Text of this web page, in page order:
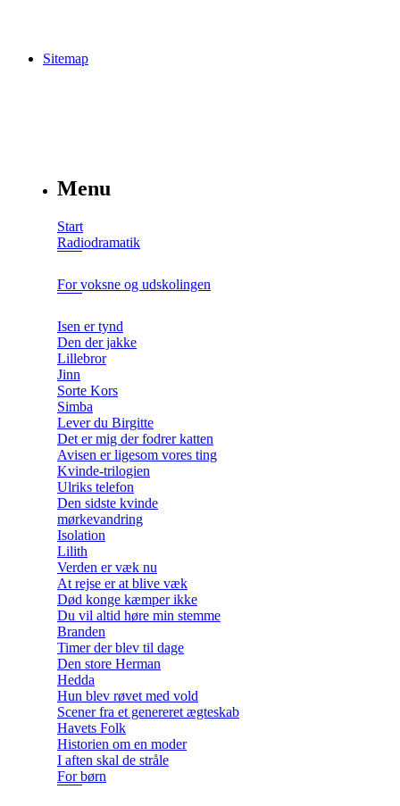
Sitemap
Menu
Start
Radiodramatik
For voksne og udskolingen
Isen er tynd
Den der jakke
Lillebror
Jinn
Sorte Kors
Simba
Lever du Birgitte
Det er mig der fodrer katten
Avisen er ligesom vores ting
Kvinde-trilogien
Ulriks telefon
Den sidste kvinde
mørkevandring
Isolation
Lilith
Verden er væk nu
At rejse er at blive væk
Død konge kæmper ikke
Du vil altid høre min stemme
Branden
Timer der blev til dage
Den store Herman
Hedda
Hun blev røvet med vold
Scener fra et genereret ægteskab
Havets Folk
Historien om en moder
I aften skal de stråle
For børn